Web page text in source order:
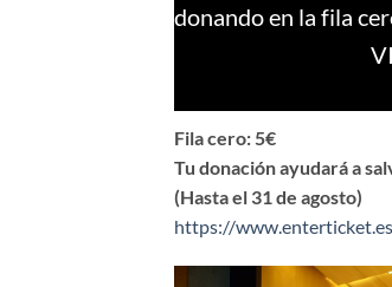
donando en la fila
Fila cero: 5€
Tu donación ayudará a
(Hasta el 31 de agosto)
https://